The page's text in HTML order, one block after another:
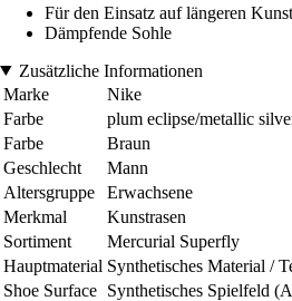
Für den Einsatz auf längeren
Dämpfende Sohle
Zusätzliche Informationen
Marke
Nike
Farbe
plum eclipse/metallic
Farbe
Braun
Geschlecht
Mann
Altersgruppe
Erwachsene
Merkmal
Kunstrasen
Sortiment
Mercurial Superfly
Hauptmaterial Synthetisches Material /
Shoe Surface Synthetisches Spielfeld